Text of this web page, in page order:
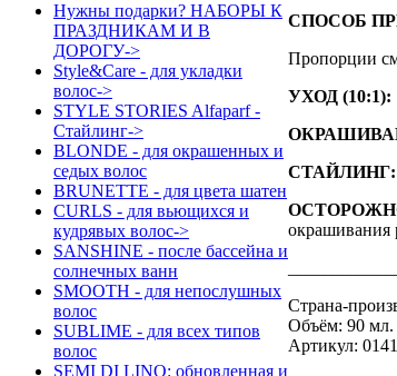
Нужны подарки? НАБОРЫ К
ПРАЗДНИКАМ И В
ДОРОГУ->
Style&Care - для укладки
волос->
STYLE STORIES Alfaparf -
Стайлинг->
BLONDE - для окрашенных и
седых волос
BRUNETTE - для цвета шатен
CURLS - для вьющихся и
кудрявых волос->
SANSHINE - после бассейна и
солнечных ванн
SMOOTH - для непослушных
волос
SUBLIME - для всех типов
волос
SEMI DI LINO: обновленная и
СПОСОБ
Пропорции
УХОД (10:1):
СТАЙЛИНГ:
окрашивания
Страна-
Объём: 90 мл.
Артикул: